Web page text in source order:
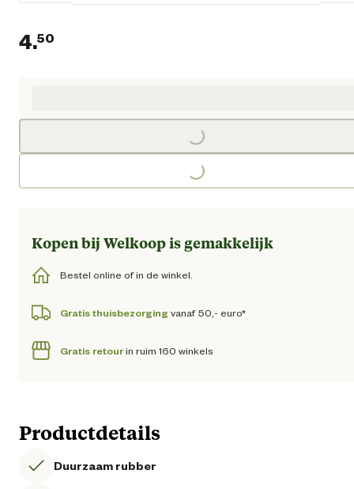
4.50
Loading...
Loading...
Kopen bij Welkoop is gemakkelijk
Bestel online of in de winkel.
Gratis thuisbezorging vanaf 50,- euro*
Gratis retourin ruim 160 winkels
Productdetails
Duurzaam rubber